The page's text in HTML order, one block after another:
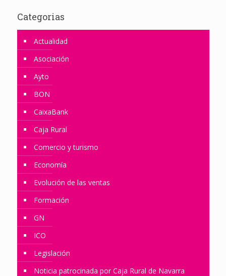
Categorias
Actualidad
Asociación
Ayto
BON
CaixaBank
Caja Rural
Comercio y turismo
Economía
Evolución de las ventas
Formación
GN
ICO
Legislación
Noticia patrocinada por Caja Rural de Navarra